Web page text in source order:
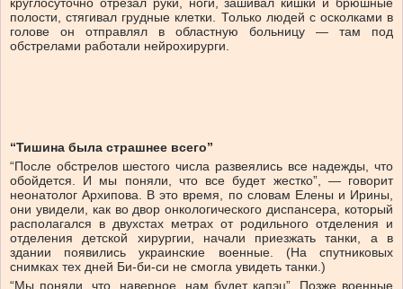
круглосуточно отрезал руки, ноги, зашивал кишки и брюшные
полости, стягивал грудные клетки. Только людей с осколками в
голове он отправлял в областную больницу — там под
обстрелами работали нейрохирурги.
“Тишина была страшнее всего”
“После обстрелов шестого числа развеялись все надежды, что
обойдется. И мы поняли, что все будет жестко”, — говорит
неонатолог Архипова. В это время, по словам Елены и Ирины,
они увидели, как во двор онкологического диспансера, который
располагался в двухстах метрах от родильного отделения и
отделения детской хирургии, начали приезжать танки, а в
здании появились украинские военные. (На спутниковых
снимках тех дней Би-би-си не смогла увидеть танки.)
“Мы поняли, что, наверное, нам будет капэц”. Позже военные